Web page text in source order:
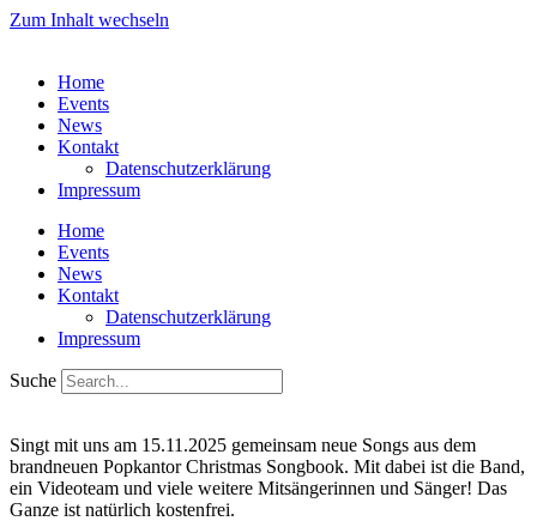
Zum Inhalt wechseln
Home
Events
News
Kontakt
Datenschutzerklärung
Impressum
Home
Events
News
Kontakt
Datenschutzerklärung
Impressum
Suche
Singt mit uns am 15.11.2025 gemeinsam neue Songs aus dem
brandneuen Popkantor Christmas Songbook. Mit dabei ist die Band,
ein Videoteam und viele weitere Mitsängerinnen und Sänger! Das
Ganze ist natürlich kostenfrei.